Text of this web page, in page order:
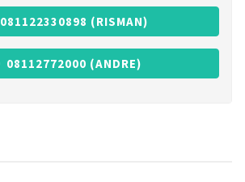
081122330898 (RISMAN)
08112772000 (ANDRE)